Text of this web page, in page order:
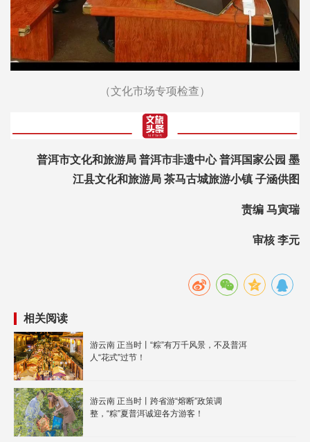
（文化市场专项检查）
普洱市文化和旅游局 普洱市非遗中心 普洱国家公园 墨
江县文化和旅游局 茶马古城旅游小镇 子涵供图
责编 马寅瑞
审核 李元
相关阅读
游云南 正当时丨“粽”有万千风景，不及普洱
人“花式”过节！
游云南 正当时丨跨省游“熔断”政策调
整，“粽”夏普洱诚迎各方游客！